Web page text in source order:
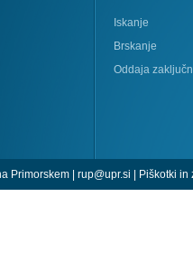
Iskanje
Brskanje
Oddaja
Primorskem | rup@upr.si | Piškotki in